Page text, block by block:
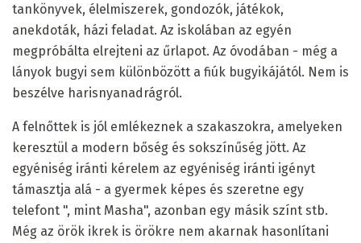
tankönyvek, élelmiszerek, gondozók, játékok,
anekdoták, házi feladat. Az iskolában az egyén
megpróbálta elrejteni az űrlapot. Az óvodában - még a
lányok bugyi sem különbözött a fiúk bugyikájától. Nem is
beszélve harisnyanadrágról.
A felnőttek is jól emlékeznek a szakaszokra, amelyeken
keresztül a modern bőség és sokszínűség jött. Az
egyéniség iránti kérelem az egyéniség iránti igényt
támasztja alá - a gyermek képes és szeretne egy
telefont ", mint Masha", azonban egy másik színt stb.
Még az örök ikrek is örökre nem akarnak hasonlítani